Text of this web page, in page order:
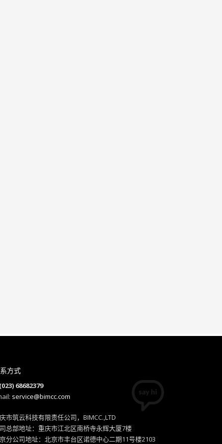
方式
68682379
service@bimcc.com
市筑云科技有限责任公司，BIMCC.,LTD
总部地址：重庆市江北区南桥寺永辉大厦7楼
分公司地址：北京市丰台区诺德中心二期11号楼2103